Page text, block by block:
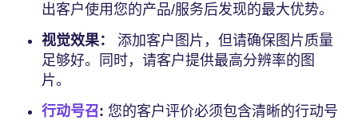
出客户使用您的产品/服务后发现的最大优势。
视觉效果： 添加客户图片，但请确保图片质量
足够好。同时，请客户提供最高分辨率的图
片。
行动号召: 您的客户评价必须包含清晰的行动号